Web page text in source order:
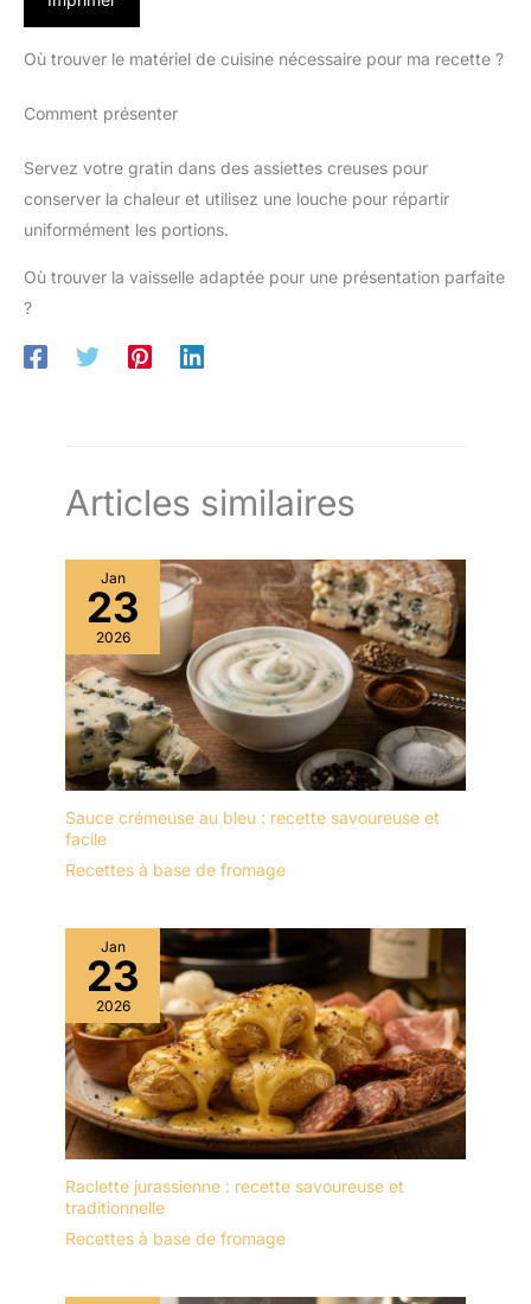
Où trouver le matériel de cuisine nécessaire pour ma recette ?
Comment présenter
Servez votre gratin dans des assiettes creuses pour
conserver la chaleur et utilisez une louche pour répartir
uniformément les portions.
Où trouver la vaisselle adaptée pour une présentation parfaite
?
Articles similaires
Jan
23
2026
Sauce crémeuse au bleu : recette savoureuse et
facile
Recettes à base de fromage
Jan
23
2026
Raclette jurassienne : recette savoureuse et
traditionnelle
Recettes à base de fromage